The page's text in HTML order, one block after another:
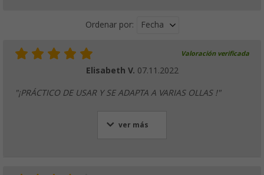
Ordenar por: Fecha
Valoración verificada
Elisabeth V. 07.11.2022
"¡PRÁCTICO DE USAR Y SE ADAPTA A VARIAS OLLAS !"
ver más